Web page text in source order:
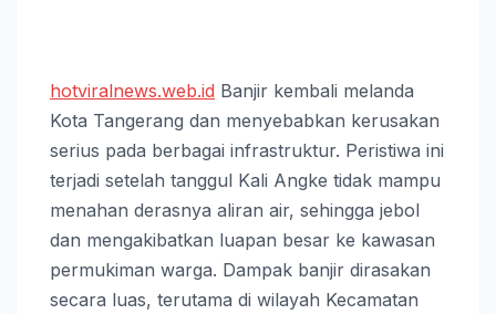
hotviralnews.web.id Banjir kembali melanda
Kota Tangerang dan menyebabkan kerusakan
serius pada berbagai infrastruktur. Peristiwa ini
terjadi setelah tanggul Kali Angke tidak mampu
menahan derasnya aliran air, sehingga jebol
dan mengakibatkan luapan besar ke kawasan
permukiman warga. Dampak banjir dirasakan
secara luas, terutama di wilayah Kecamatan